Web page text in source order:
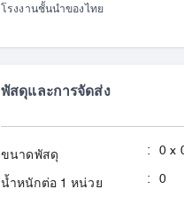
โรงงานชั้นนำของไทย
พัสดุและการจัดส่ง
ขนาดพัสดุ : 0 x
น้ำหนักต่อ 1 หน่วย : 0